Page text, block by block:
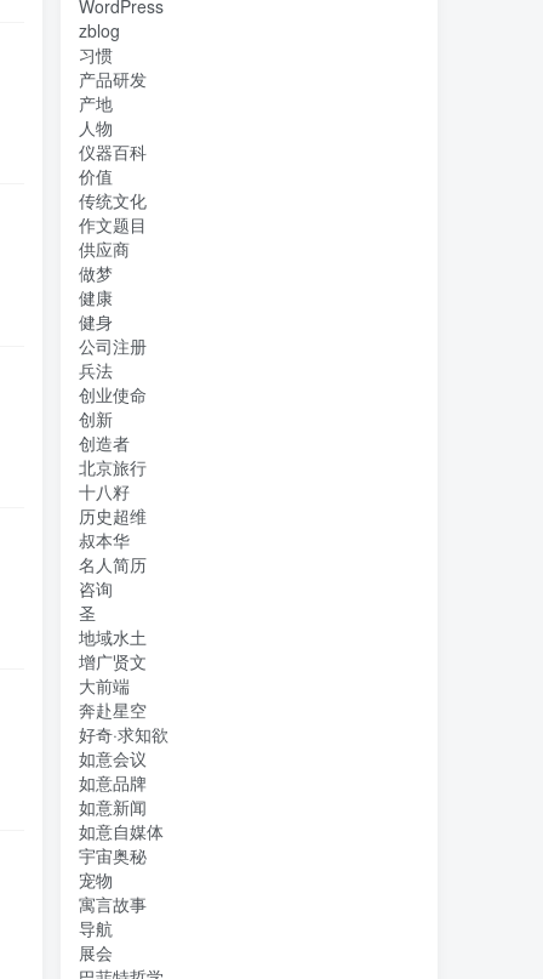
WordPress
zblog
习惯
产品研发
产地
人物
仪器百科
价值
传统文化
作文题目
供应商
做梦
健康
健身
公司注册
兵法
创业使命
创新
创造者
北京旅行
十八籽
历史超维
叔本华
名人简历
咨询
圣
地域水土
增广贤文
大前端
奔赴星空
好奇·求知欲
如意会议
如意品牌
如意新闻
如意自媒体
宇宙奥秘
宠物
寓言故事
导航
展会